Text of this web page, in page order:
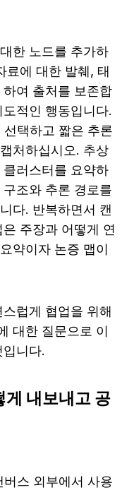
한 노드를 추가하
료에 대한 발췌, 태
여 출처를 보존합
적인 행동입니다.
택하고 짧은 추론
처하십시오. 추상
러스터를 요약하
조와 추론 경로를
다. 반복하면서 캔
주장과 어떻게 연
약이자 논증 맵이
럽게 협업을 위해
대한 질문으로 이
니다.
게 내보내고 공
스 외부에서 사용